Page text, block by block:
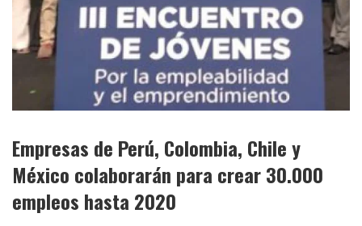
Empresas de Perú, Colombia, Chile y
México colaborarán para crear 30.000
empleos hasta 2020